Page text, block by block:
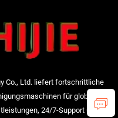
Co., Ltd. liefert fortschrittliche
für globale
24/7-Support und